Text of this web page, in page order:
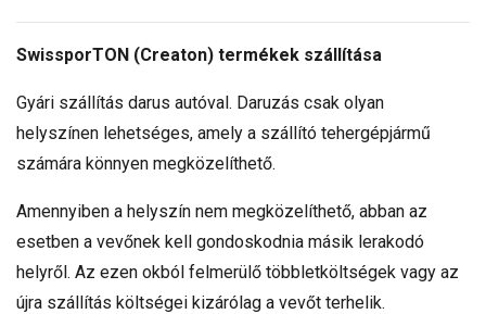
SwissporTON (Creaton) termékek szállítása
Gyári szállítás darus autóval. Daruzás csak olyan
helyszínen lehetséges, amely a szállító tehergépjármű
számára könnyen megközelíthető.
Amennyiben a helyszín nem megközelíthető, abban az
esetben a vevőnek kell gondoskodnia másik lerakodó
helyről. Az ezen okból felmerülő többletköltségek vagy az
újra szállítás költségei kizárólag a vevőt terhelik.